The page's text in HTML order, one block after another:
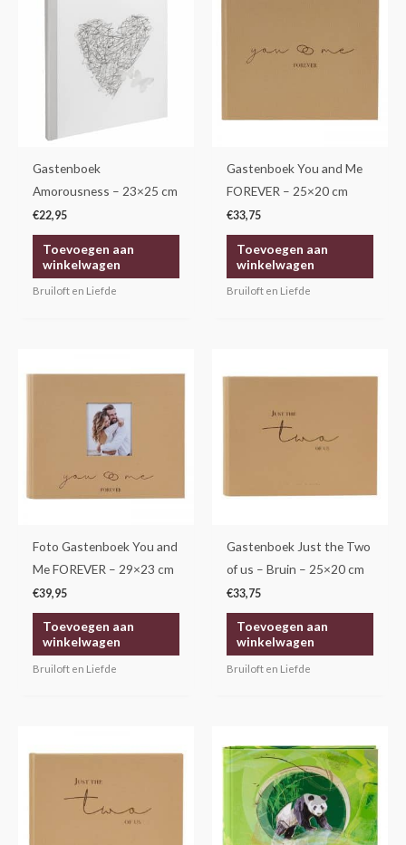
Gastenboek
Amorousness – 23×25 cm
€22,95
Toevoegen aan
winkelwagen
Bruiloft en Liefde
Gastenboek You and Me
FOREVER – 25×20 cm
€33,75
Toevoegen aan
winkelwagen
Bruiloft en Liefde
Foto Gastenboek You and
Me FOREVER – 29×23 cm
€39,95
Toevoegen aan
winkelwagen
Bruiloft en Liefde
Gastenboek Just the Two
of us – Bruin – 25×20 cm
€33,75
Toevoegen aan
winkelwagen
Bruiloft en Liefde